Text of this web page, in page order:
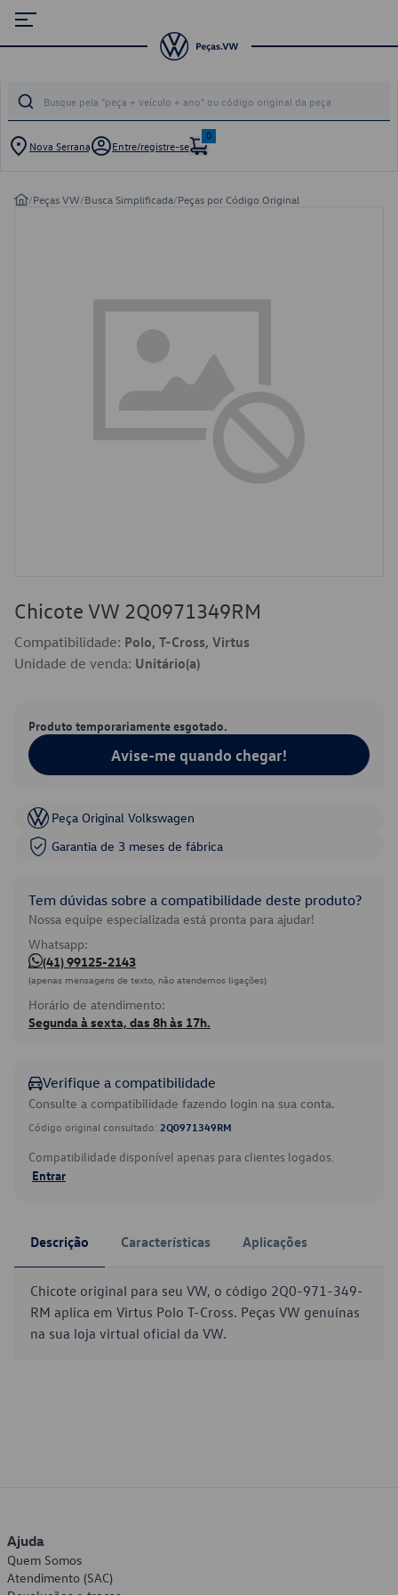
Nova Serrana Entre/registre-se
0
/Peças VW/Busca Simplificada/Peças por Código Original
Chicote VW 2Q0971349RM
Compatibilidade: Polo, T-Cross, Virtus
Unidade de venda: Unitário(a)
Produto temporariamente esgotado.
Avise-me quando chegar!
Peça Original Volkswagen
Garantia de 3 meses de fábrica
Tem dúvidas sobre a compatibilidade deste produto?
Nossa equipe especializada está pronta para ajudar!
Whatsapp:
(41) 99125-2143
(apenas mensagens de texto, não atendemos ligações)
Horário de atendimento:
Segunda à sexta, das 8h às 17h.
Verifique a compatibilidade
Consulte a compatibilidade fazendo login na sua conta.
Código original consultado: 2Q0971349RM
Compatibilidade disponível apenas para clientes logados.
Entrar
Descrição Características Aplicações
Chicote original para seu VW, o código 2Q0-971-349-
RM aplica em Virtus Polo T-Cross. Peças VW genuínas
na sua loja virtual oficial da VW.
Ajuda
Quem Somos
Atendimento (SAC)